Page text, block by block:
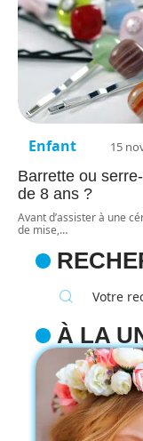
Enfant 15
Barrette ou
de 8 ans ?
Avant d’assister à une
de mise,…
À LA